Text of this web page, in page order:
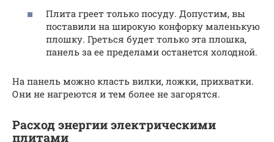
Плита греет только посуду. Допустим, вы
поставили на широкую конфорку маленькую
плошку. Греться будет только эта плошка,
панель за ее пределами останется холодной.
На панель можно класть вилки, ложки, прихватки.
Они не нагреются и тем более не загорятся.
Расход энергии электрическими
плитами